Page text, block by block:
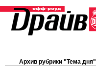
Архив рубрики "Тема дня"